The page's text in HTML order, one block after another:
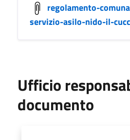
regolamento-
servizio-asilo-nido-il-
Ufficio
documento